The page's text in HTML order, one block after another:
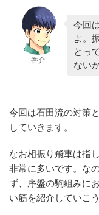
香介
今回
よ。
とっ
ない
今回は石田流の対策
していきます。
なお相振り飛車は指
非常に多いです。な
ず、序盤の駒組みに
い筋を紹介していこ